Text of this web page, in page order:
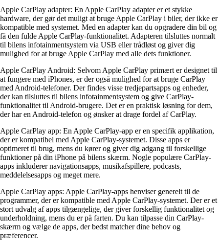
Apple CarPlay adapter: En Apple CarPlay adapter er et stykke
hardware, der gør det muligt at bruge Apple CarPlay i biler, der ikke er
kompatible med systemet. Med en adapter kan du opgradere din bil og
få den fulde Apple CarPlay-funktionalitet. Adapteren tilsluttes normalt
til bilens infotainmentsystem via USB eller trådløst og giver dig
mulighed for at bruge Apple CarPlay med alle dets funktioner.
Apple CarPlay Android: Selvom Apple CarPlay primært er designet til
at fungere med iPhones, er der også mulighed for at bruge CarPlay
med Android-telefoner. Der findes visse tredjepartsapps og enheder,
der kan tilsluttes til bilens infotainmentsystem og give CarPlay-
funktionalitet til Android-brugere. Det er en praktisk løsning for dem,
der har en Android-telefon og ønsker at drage fordel af CarPlay.
Apple CarPlay app: En Apple CarPlay-app er en specifik applikation,
der er kompatibel med Apple CarPlay-systemet. Disse apps er
optimeret til brug, mens du kører og giver dig adgang til forskellige
funktioner på din iPhone på bilens skærm. Nogle populære CarPlay-
apps inkluderer navigationsapps, musikafspillere, podcasts,
meddelelsesapps og meget mere.
Apple CarPlay apps: Apple CarPlay-apps henviser generelt til de
programmer, der er kompatible med Apple CarPlay-systemet. Der er et
stort udvalg af apps tilgængelige, der giver forskellig funktionalitet og
underholdning, mens du er på farten. Du kan tilpasse din CarPlay-
skærm og vælge de apps, der bedst matcher dine behov og
præferencer.